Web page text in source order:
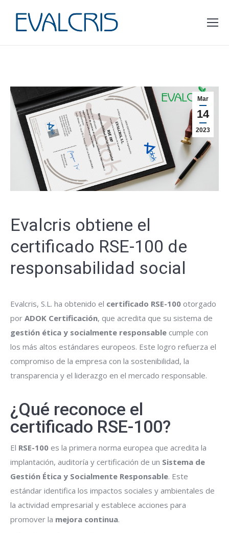
Mar
14
2023
Evalcris obtiene el
certificado RSE-100 de
responsabilidad social
Evalcris, S.L. ha obtenido el certificado RSE-100 otorgado
por ADOK Certificación, que acredita que su sistema de
gestión ética y socialmente responsable cumple con
los más altos estándares europeos. Este logro refuerza el
compromiso de la empresa con la sostenibilidad, la
transparencia y el liderazgo en el mercado responsable.
¿Qué reconoce el
certificado RSE-100?
El RSE-100 es la primera norma europea que acredita la
implantación, auditoría y certificación de un Sistema de
Gestión Ética y Socialmente Responsable. Este
estándar identifica los impactos sociales y ambientales de
la actividad empresarial y establece acciones para
promover la mejora continua.